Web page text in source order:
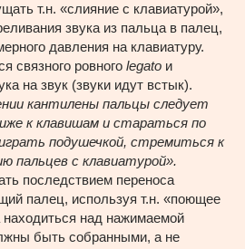
т.н. «слияние с клавиатурой»,
звука из пальца в палец,
давления на клавиатуру.
связного ровного legato и
на звук (звуки идут встык).
кантилены пальцы следует
к клавишам и стараться по
подушечкой, стремиться к
пальцев с клавиатурой».
последствием переноса
палец, используя т.н. «поющее
над нажимаемой
быть собранными, а не